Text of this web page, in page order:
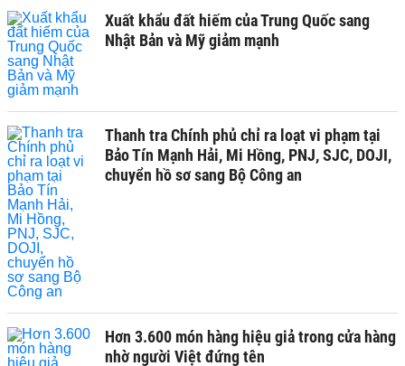
Xuất khẩu đất hiếm của Trung Quốc sang
Nhật Bản và Mỹ giảm mạnh
Thanh tra Chính phủ chỉ ra loạt vi phạm tại
Bảo Tín Mạnh Hải, Mi Hồng, PNJ, SJC, DOJI,
chuyển hồ sơ sang Bộ Công an
Hơn 3.600 món hàng hiệu giả trong cửa hàng
nhờ người Việt đứng tên